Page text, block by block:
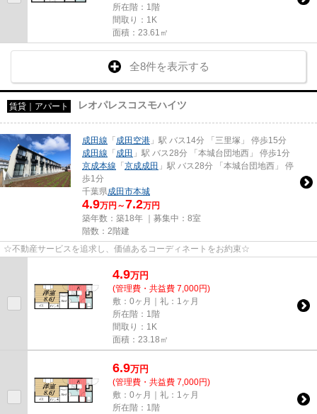
所在階：1階
間取り：1K
面積：23.61㎡
全8件を表示する
賃貸｜アパート レオパレスコスモハイツ
成田線 「成田空港 」駅 バス14分 「三里塚」 停歩15分
成田線 「成田 」駅 バス28分 「本城台団地西」 停歩1分
京成本線 「京成成田 」駅 バス28分 「本城台団地西」 停
歩1分
千葉県成田市本城
4.9万円～7.2万円
築年数：築18年 ｜募集中： 8室
階数：2階建
☆不動産サービスを追求し、価値あるコーディネートをお約束☆
4.9万円
(管理費・共益費 7,000円)
敷：0ヶ月｜礼：1ヶ月
所在階：1階
間取り：1K
面積：23.18㎡
6.9万円
(管理費・共益費 7,000円)
敷：0ヶ月｜礼：1ヶ月
所在階：1階